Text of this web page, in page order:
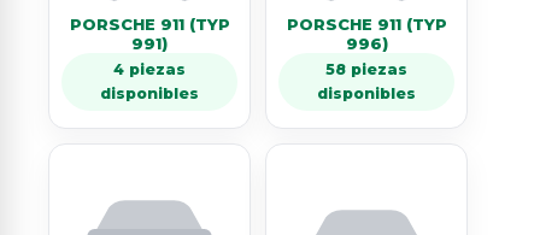
PORSCHE 911 (TYP
991)
4 piezas
disponibles
PORSCHE 911 (TYP
996)
58 piezas
disponibles